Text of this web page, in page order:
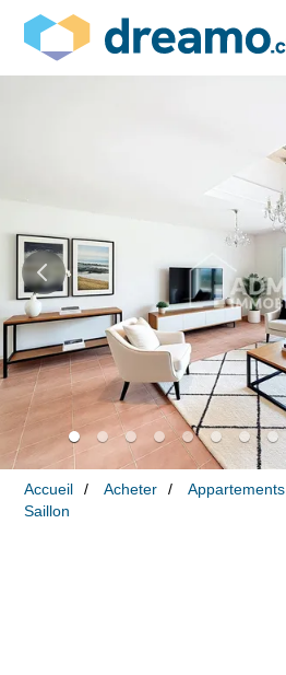
Accueil Acheter Appartements
Saillon